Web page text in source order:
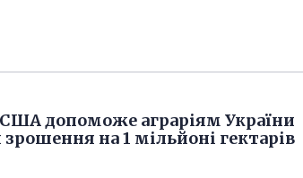
допоможе аграріям України
на 1 мільйоні гектарів